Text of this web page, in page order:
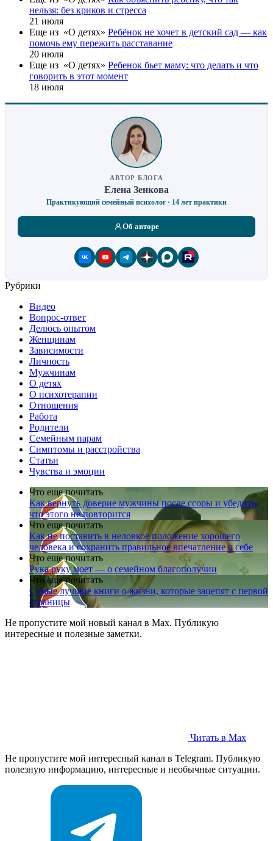
нельзя: без криков и стресса
21 июля
Еще из «О детях» Ребёнок не хочет в детский сад — как
помочь ему пережить расставание
20 июля
Еще из «О детях» Ребенок бьет маму: что делать и что
говорить в этот момент
18 июля
АВТОР БЛОГА
Елена Зенкова
Практикующий семейный психолог · 14 лет практики
Об авторе
Рубрики
Видео
Вопрос-ответ
Делюсь опытом
Женщинам
Зависимости
Личность
Мужчинам
О детях
О психотерапии
Отношения
Работа
Родители
Семейным парам
Симптомы и расстройства
Статьи
Чувства и эмоции
Что еще почитать
Как вернуть доверие мужчины после ссоры и убедить,
что этого не повторится
Что еще почитать
Как не поставить в неловкое положение хорошего
человека и сохранить правильное впечатление о себе
Что еще почитать
Рука руку моет — о семейном благополучии
Что еще почитать
Самые лучшие книги о жизни, которые зацепят с первой
страницы
Не пропустите мой новый канал в Max. Публикую
интересные и полезные заметки.
Читать в Max
Не пропустите мой интересный канал в Telegram. Публикую
полезную информацию, интересные и необычные ситуации.